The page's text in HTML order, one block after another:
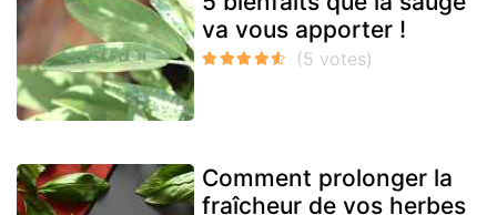
va vous apporter !
Comment prolonger la
fraîcheur de vos herbes